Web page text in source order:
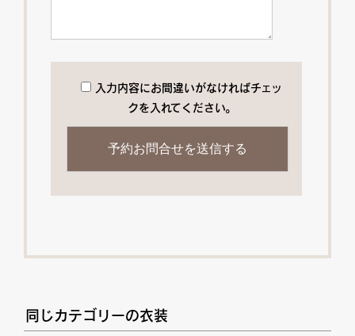
入力内容にお間違いがなければチェッ
クを入れてください。
同じカテゴリーの衣装